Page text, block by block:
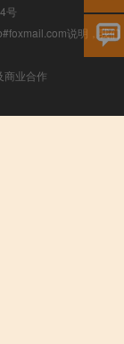
号
说明，我们
商业合作